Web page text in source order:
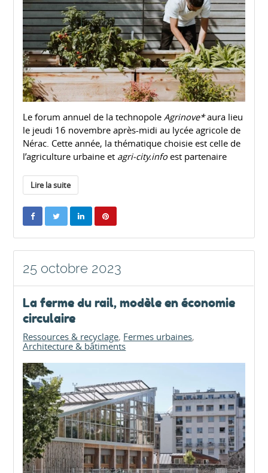
Le forum annuel de la technopoleAgrinove*aura lieu
le jeudi 16 novembre après-midi au lycée agricole de
Nérac. Cette année, la thématique choisie est celle de
l’agriculture urbaine et agri-city.infoest partenaire
Lire la suite
25 octobre 2023
La ferme du rail, modèle en économie
circulaire
Ressources & recyclage Fermes urbaines
Architecture & bâtiments